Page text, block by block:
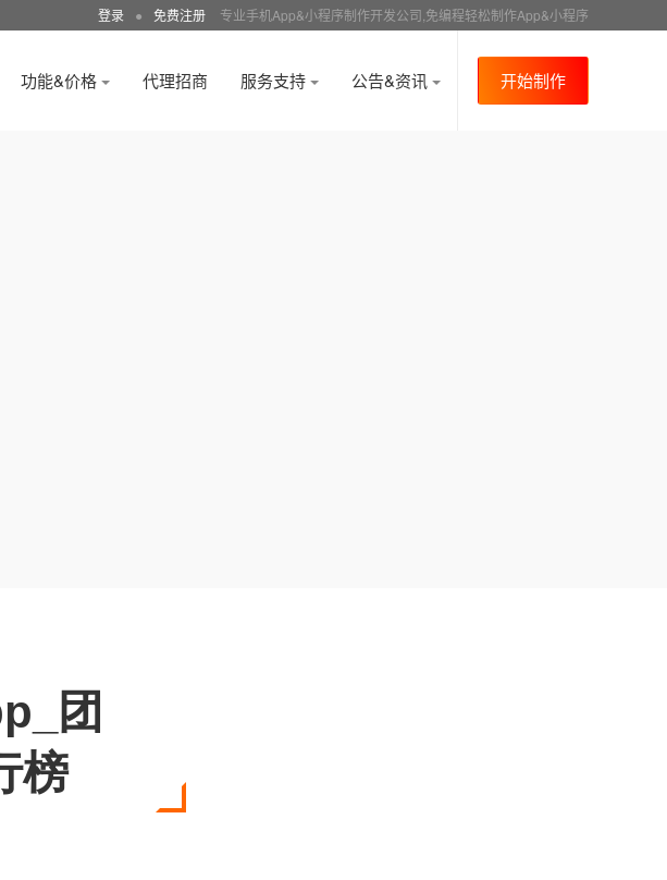
登录 ● 免费注册 专业手机App&小程序制作开发公司,免编程轻松制作App&小程序
功能&价格 代理招商 服务支持 公告&资讯 开始制作
团
榜